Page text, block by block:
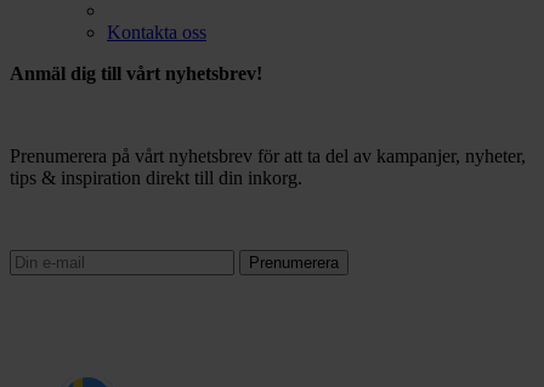
Kontakta oss
Anmäl dig till vårt nyhetsbrev!
Prenumerera på vårt nyhetsbrev för att ta del av kampanjer, nyheter,
tips & inspiration direkt till din inkorg.
Prenumerera